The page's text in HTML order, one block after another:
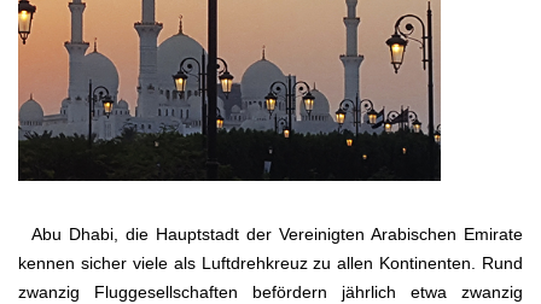
Abu Dhabi, die Hauptstadt der Vereinigten Arabischen Emirate
kennen sicher viele als Luftdrehkreuz zu allen Kontinenten. Rund
zwanzig Fluggesellschaften befördern jährlich etwa zwanzig